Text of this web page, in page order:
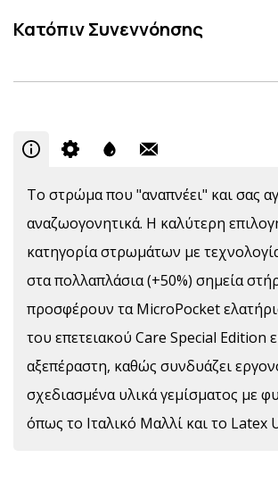
Κατόπιν Συνεννόησης
Το στρώμα που "αναπνέει" και σας
αναζωογονητικά. Η καλύτερη
κατηγορία στρωμάτων με
στα πολλαπλάσια (+50%) σημεία
προσφέρουν τα MicroPocket
του επετειακού Care Special Edition
αξεπέραστη, καθώς συνδυάζει
σχεδιασμένα υλικά γεμίσματος με
όπως το Ιταλικό Μαλλί και το Latex